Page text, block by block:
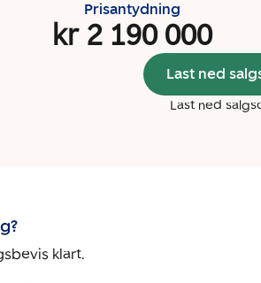
Prisantydning
kr 2 190 000
Last ned
Last ned
klart.